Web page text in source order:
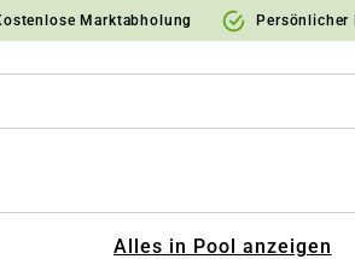
Marktabholung Persönlicher
Alles in Pool anzeigen